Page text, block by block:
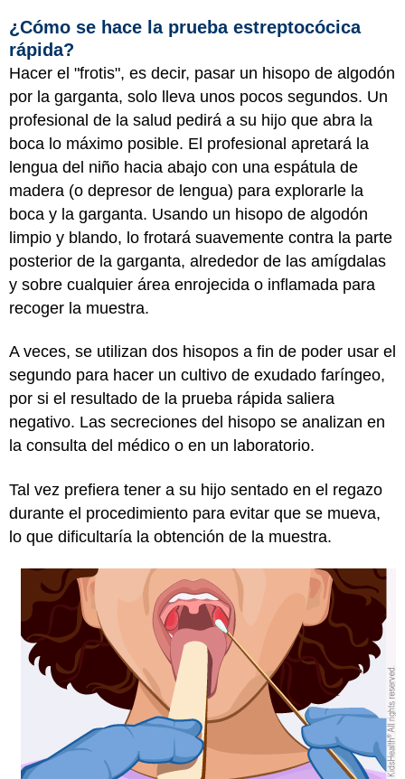
¿Cómo se hace la prueba estreptocócica
rápida?
Hacer el "frotis", es decir, pasar un hisopo de algodón
por la garganta, solo lleva unos pocos segundos. Un
profesional de la salud pedirá a su hijo que abra la
boca lo máximo posible. El profesional apretará la
lengua del niño hacia abajo con una espátula de
madera (o depresor de lengua) para explorarle la
boca y la garganta. Usando un hisopo de algodón
limpio y blando, lo frotará suavemente contra la parte
posterior de la garganta, alrededor de las amígdalas
y sobre cualquier área enrojecida o inflamada para
recoger la muestra.
A veces, se utilizan dos hisopos a fin de poder usar el
segundo para hacer un cultivo de exudado faríngeo,
por si el resultado de la prueba rápida saliera
negativo. Las secreciones del hisopo se analizan en
la consulta del médico o en un laboratorio.
Tal vez prefiera tener a su hijo sentado en el regazo
durante el procedimiento para evitar que se mueva,
lo que dificultaría la obtención de la muestra.